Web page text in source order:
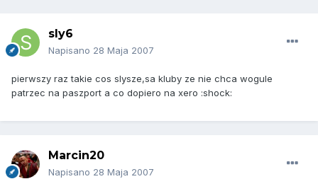
sly6
Napisano 28 Maja 2007
pierwszy raz takie cos slysze,sa kluby ze nie chca wogule
patrzec na paszport a co dopiero na xero :shock:
Marcin20
Napisano 28 Maja 2007